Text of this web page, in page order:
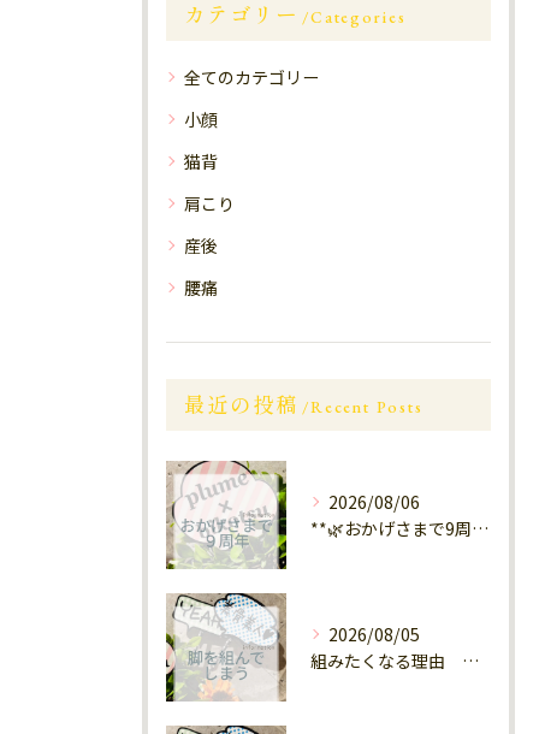
カテゴリー Categories
全てのカテゴリー
小顔
猫背
肩こり
産後
腰痛
最近の投稿 Recent Posts
2026/08/06
**🌿おかげさまで9周年🌿** 大橋
2026/08/05
組みたくなる理由 福岡大橋南